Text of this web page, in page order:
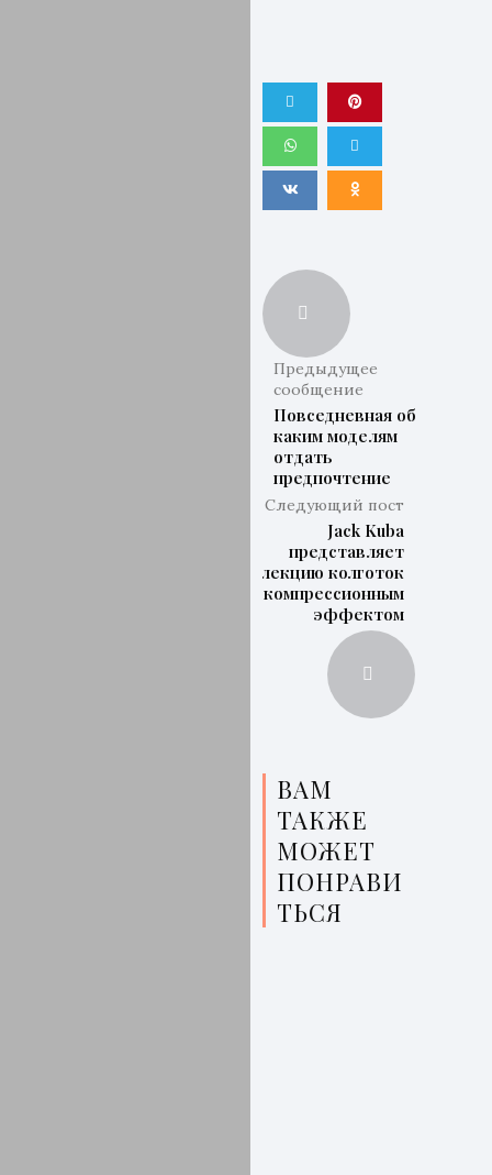
Предыдущее
сообщение
Повседневная обувь,
каким моделям
отдать
предпочтение
Следующий пост
Jack Kuba
представляет
коллекцию колготок
с компрессионным
эффектом
ВАМ
ТАКЖЕ
МОЖЕТ
ПОНРАВИ
ТЬСЯ